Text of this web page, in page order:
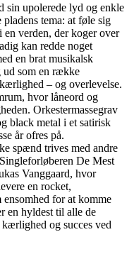
sin upolerede lyd og enkle
tema: at føle sig
verden, der koger over
kan redde noget
en brat musikalsk
ud som en række
– og overlevelse.
hvor låneord og
Orkestermassegrav
black metal i et satirisk
år ofres på.
spænd trives med andre
De Mest
Vanggaard, hvor
en rocket,
for at komme
en hyldest til alle de
og succes ved